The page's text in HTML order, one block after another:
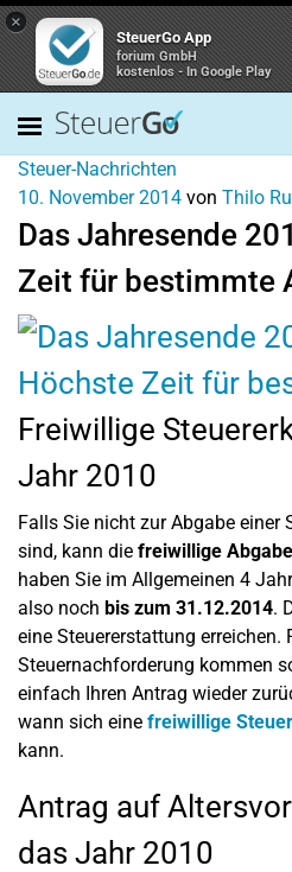
×
SteuerGo App
forium GmbH
kostenlos - In Google Play
Steuer-Nachrichten
10. November 2014 von Thilo
Das Jahresende
Zeit für bestimmte
Freiwillige
Jahr 2010
Falls Sie nicht zur Abgabe einer
sind, kann die freiwillige Abgabe
haben Sie im Allgemeinen 4
also noch bis zum 31.12.2014.
eine Steuererstattung erreichen.
Steuernachforderung kommen
einfach Ihren Antrag wieder
wann sich eine freiwillige
kann.
Antrag auf
das Jahr 2010